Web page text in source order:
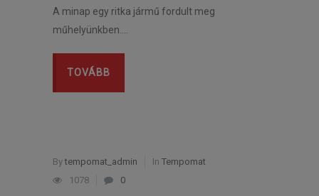
A minap egy ritka jármű fordult meg
műhelyünkben….
TOVÁBB
Bytempomat_admin In Tempomat
1078
0